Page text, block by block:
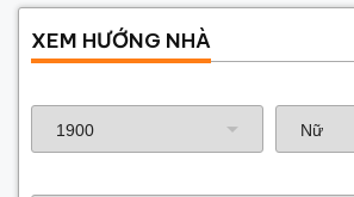
XEM HƯỚNG NHÀ